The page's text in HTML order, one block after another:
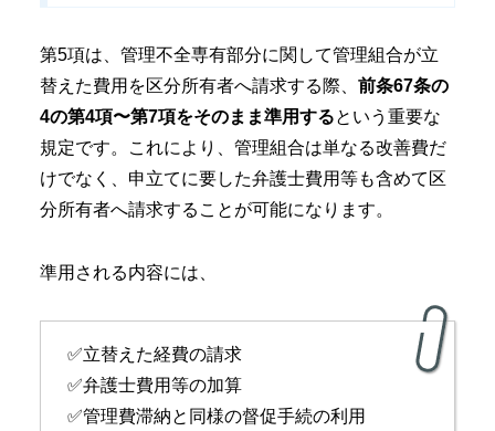
第5項は、管理不全専有部分に関して管理組合が立
替えた費用を区分所有者へ請求する際、 前条67条の
4の第4項〜第7項をそのまま準用するという重要な
規定です。これにより、管理組合は単なる改善費だ
けでなく、申立てに要した弁護士費用等も含めて区
分所有者へ請求することが可能になります。
準用される内容には、
✅立替えた経費の請求
✅弁護士費用等の加算
✅管理費滞納と同様の督促手続の利用